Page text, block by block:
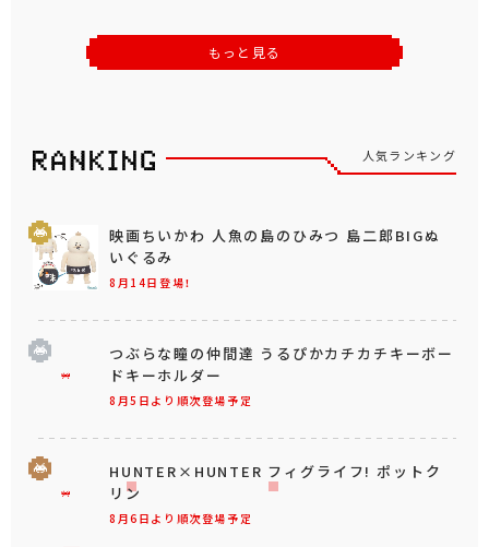
もっと見る
人気ランキング
8月14日登場！
映画ちいかわ 人魚の島のひみつ 島二郎BIGぬ
いぐるみ
8月5日より順次登場予定
つぶらな瞳の仲間達 うるぴかカチカチキーボー
ドキーホルダー
8月6日より順次登場予定
HUNTER×HUNTER フィグライフ! ポットク
リン